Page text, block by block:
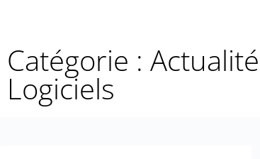
Catégorie :
Logiciels